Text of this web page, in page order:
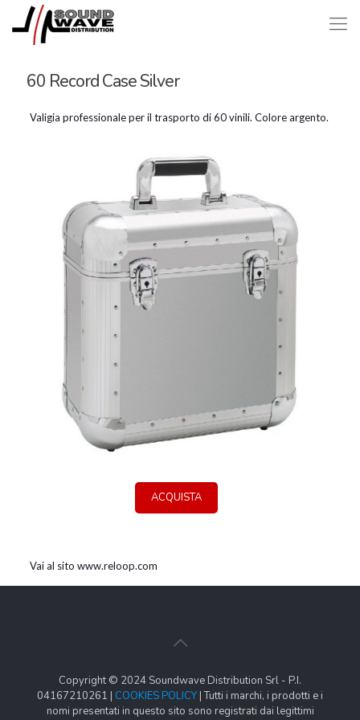
60 Record Case Silver
Valigia professionale per il trasporto di 60 vinili. Colore argento.
ACQUISTA
Vai al sito www.reloop.com
Copyright © 2024 Soundwave Distribution Srl - P.I.
04167210261 | COOKIES POLICY | Tutti i marchi, i prodotti e i
nomi presentati in questo sito sono registrati dai legittimi